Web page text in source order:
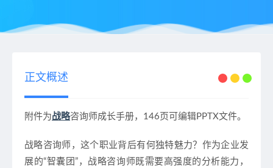
当前位置：EA之家 > 成为卓越的战略咨询师：能力模型、工具方法与实战思维，附146页案例。
正文概述
附件为战略咨询师成长手册，146页可编辑PPTX文件。
战略咨询师，这个职业背后有何独特魅力？作为企业发
展的“智囊团”，战略咨询师既需要高强度的分析能力，